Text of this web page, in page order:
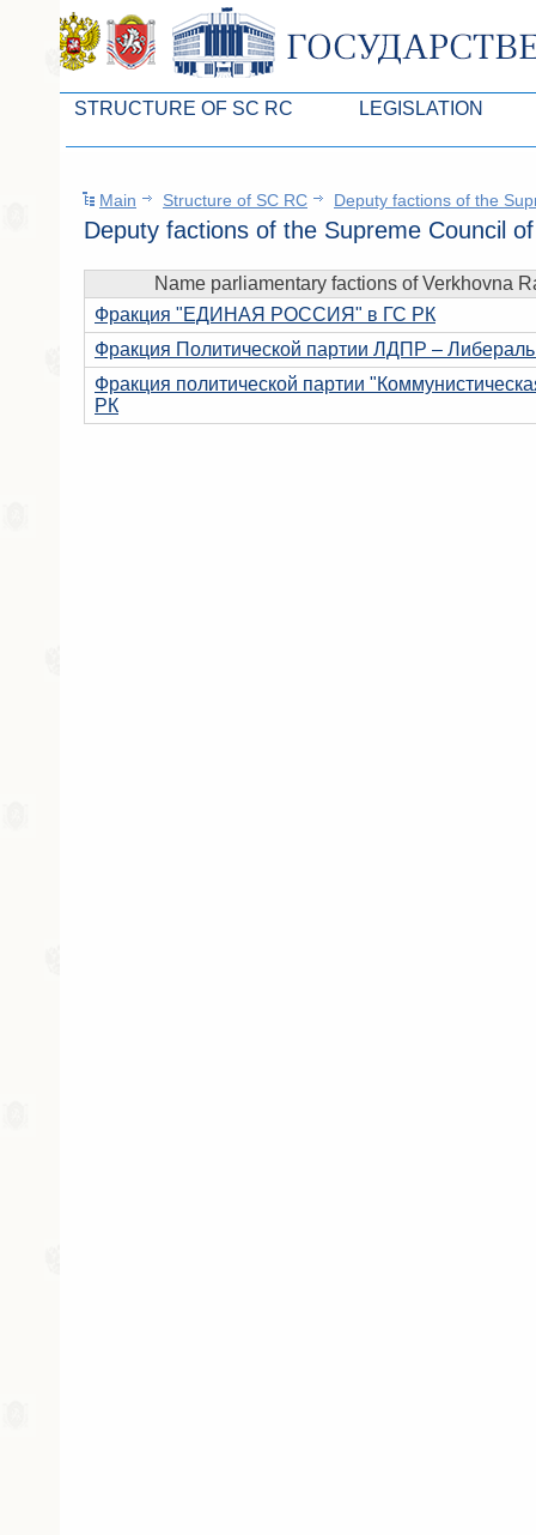
STRUCTURE OF SC RC
Presidium of SC ARC
Deputies of SC ARC
Permanent commissions of SC ARC
Deputy factions of SC ARC
Apparatus of SC of the ARC
Советники Председателя ГС РК
LEGISLATION
Бюджет Республики
Законы
Антикоррупционная
Независимая
Информация
Схема
Main Structure of SC RC Deputy factions of the
Deputy factions of the Supreme Council
Name parliamentary factions of Verkhovna
Фракция "ЕДИНАЯ РОССИЯ" в ГС РК
Фракция Политической партии ЛДПР –
Фракция политической партии
РК